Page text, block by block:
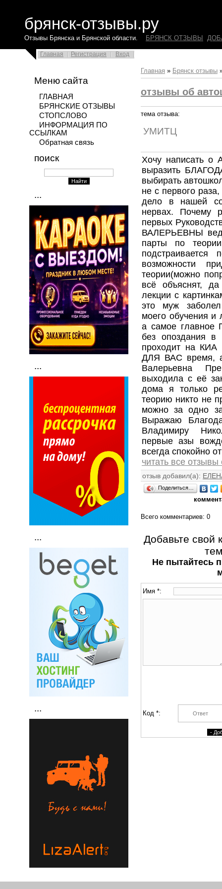
брянск-отзывы.ру
Отзывы Брянска и Брянской области. БРЯНСК ОТЗЫВЫ
Главная Регистрация Вход
Меню сайта
ГЛАВНАЯ
БРЯНСКИЕ ОТЗЫВЫ
СТОПСЛОВО
ИНФОРМАЦИЯ ПО
ССЫЛКАМ
Обратная связь
поиск
...
...
...
...
Главная » Брянск отзывы
отзывы об
тема отзыва:
УМИТЦ
Хочу написать о
выразить
выбирать
не с первого
дело в нашей
нервах. Почему
первых
ВАЛЕРЬЕВНЫ
парты по
возможности
теории(можно
всё объяснят,
лекции с
это муж
моего обучения и
а самое главное
без опоздания в
проходит на
ДЛЯ ВАС время,
Валерьевна
выходила с её
дома я только
теорию никто не
можно за одно
Выражаю
Владимиру
первые азы
всегда спокойно
читать все
отзыв добавил(а):
Поделиться…
Всего комментариев: 0
Добавьте свой
Не пытайтесь
Имя *:
Код *: